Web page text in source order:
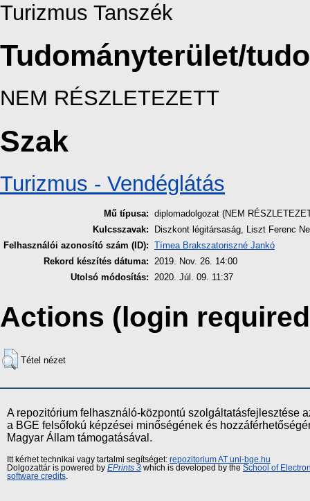
Turizmus Tanszék
Tudományterület/
NEM RÉSZLETEZETT
Szak
Turizmus - Vendéglátás
Mű típusa: diplomadolgozat (NEM
Kulcsszavak:
Diszkont légitársaság, Liszt Ferenc
Felhasználói azonosító szám (ID): Tímea Brakszatoriszné Jankó
Rekord készítés dátuma: 2019. Nov. 26. 14:00
Utolsó módosítás: 2020. Júl. 09. 11:37
Actions (login
Tétel nézet
A repozitórium felhasználó-központú szolgáltatásfejlesztése
a BGE felsőfokú képzései minőségének és
Magyar Állam támogatásával.
Itt kérhet technikai vagy tartalmi segítséget: repozitorium AT uni-bge.hu
Dolgozattár is powered by EPrints 3 which is developed by the School of
software credits